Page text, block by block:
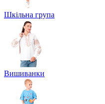
Шкільна група
Вишиванки